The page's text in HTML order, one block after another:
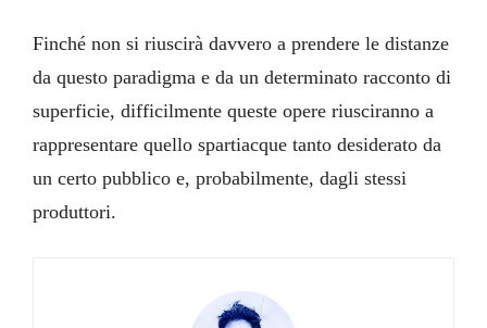
Finché non si riuscirà davvero a prendere le distanze
da questo paradigma e da un determinato racconto di
superficie, difficilmente queste opere riusciranno a
rappresentare quello spartiacque tanto desiderato da
un certo pubblico e, probabilmente, dagli stessi
produttori.